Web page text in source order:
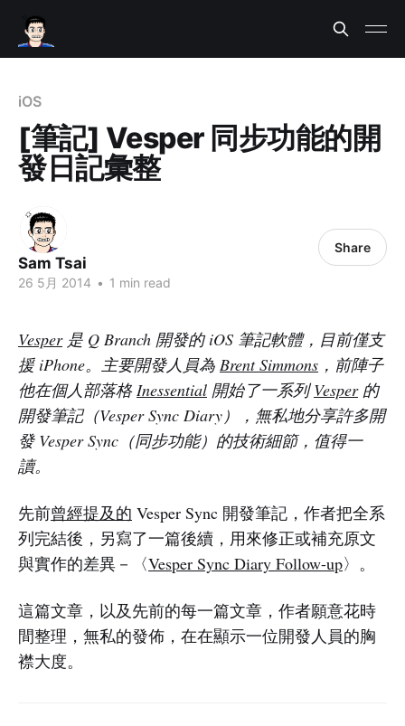
iOS
[筆記] Vesper 同步功能的開
發日記彙整
Sam Tsai
26 5月 2014 • 1 min read
Share
Vesper是 Q Branch 開發的 iOS 筆記軟體，目前僅支
援 iPhone。主要開發人員為 Brent Simmons ，前陣子
他在個人部落格Inessential 開始了一系列Vesper的
開發筆記（Vesper Sync Diary），無私地分享許多開
發 Vesper Sync（同步功能）的技術細節，值得一
讀。
先前曾經提及的 Vesper Sync 開發筆記，作者把全系
列完結後，另寫了一篇後續，用來修正或補充原文
與實作的差異－〈Vesper Sync Diary Follow-up〉。
這篇文章，以及先前的每一篇文章，作者願意花時
間整理，無私的發佈，在在顯示一位開發人員的胸
襟大度。